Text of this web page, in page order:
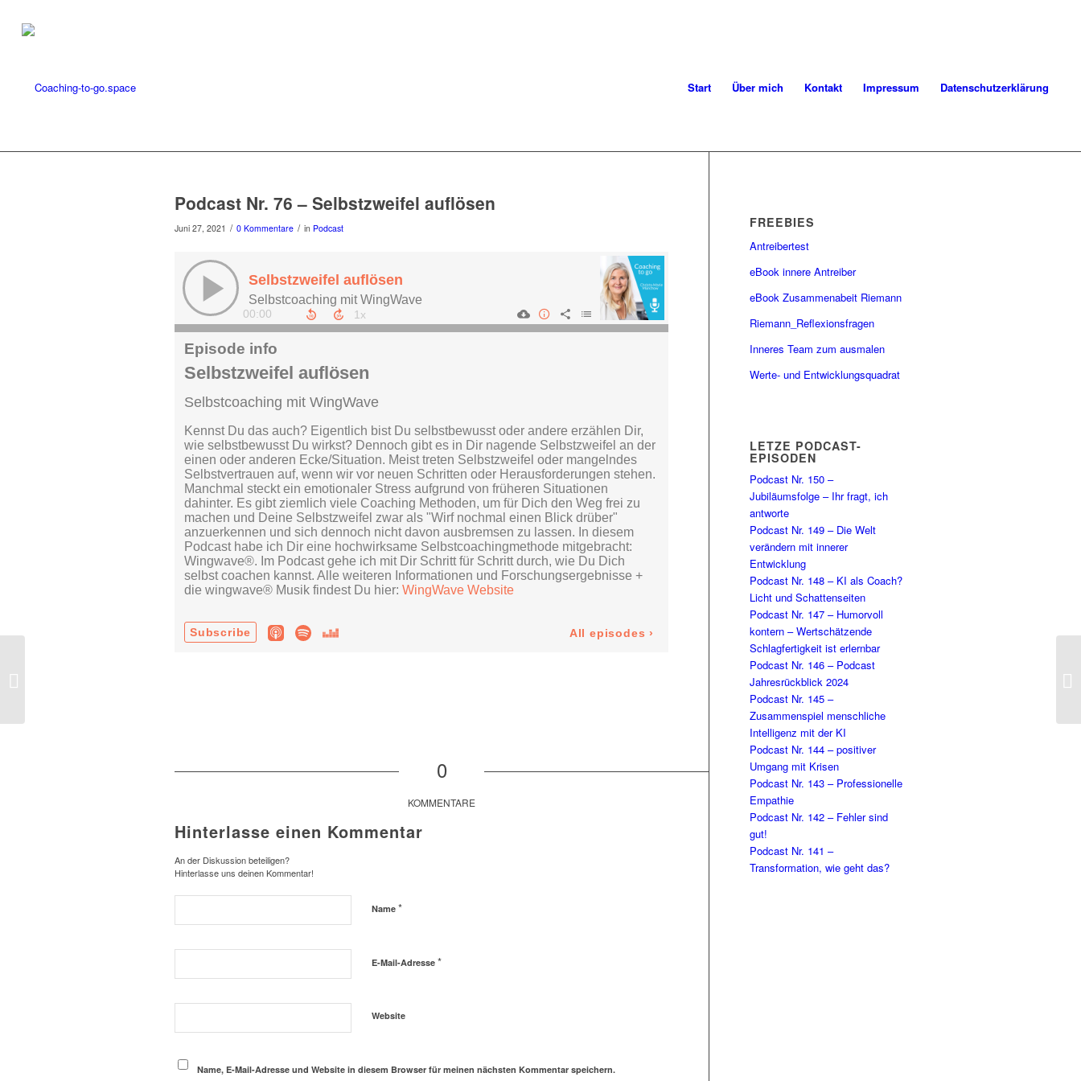
Start Über mich Kontakt Impressum Datenschutzerklärung
Podcast Nr. 76 – Selbstzweifel auflösen
Juni 27, 2021 / 0 Kommentare / in Podcast
0
KOMMENTARE
Hinterlasse einen Kommentar
An der Diskussion beteiligen?
Hinterlasse uns deinen Kommentar!
Name *
E-Mail-Adresse *
Website
Name, E-Mail-Adresse und Website in diesem Browser für meinen nächsten Kommentar speichern.
FREEBIES
Antreibertest
eBook innere Antreiber
eBook Zusammenabeit Riemann
Riemann_Reflexionsfragen
Inneres Team zum ausmalen
Werte- und Entwicklungsquadrat
LETZE PODCAST-
EPISODEN
Podcast Nr. 150 –
Jubiläumsfolge – Ihr fragt, ich
antworte
Podcast Nr. 149 – Die Welt
verändern mit innerer
Entwicklung
Podcast Nr. 148 – KI als Coach?
Licht und Schattenseiten
Podcast Nr. 147 – Humorvoll
kontern – Wertschätzende
Schlagfertigkeit ist erlernbar
Podcast Nr. 146 – Podcast
Jahresrückblick 2024
Podcast Nr. 145 –
Zusammenspiel menschliche
Intelligenz mit der KI
Podcast Nr. 144 – positiver
Umgang mit Krisen
Podcast Nr. 143 – Professionelle
Empathie
Podcast Nr. 142 – Fehler sind
gut!
Podcast Nr. 141 –
Transformation, wie geht das?